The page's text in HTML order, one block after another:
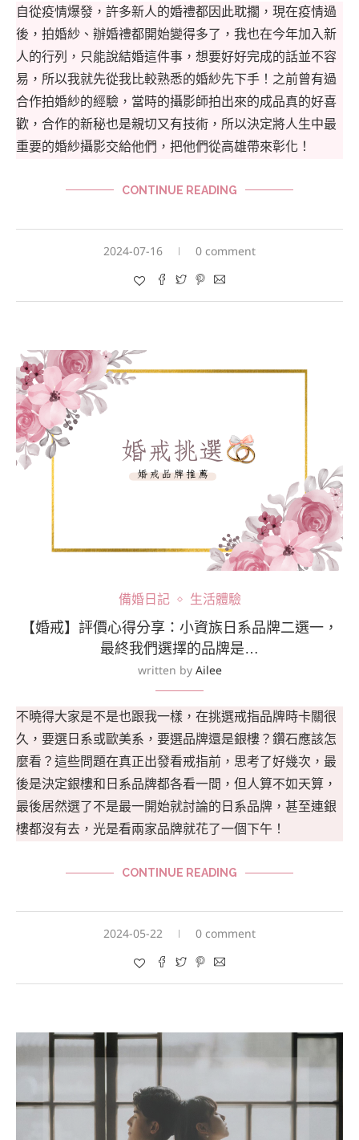
自從疫情爆發，許多新人的婚禮都因此耽擱，現在疫情過
後，拍婚紗、辦婚禮都開始變得多了，我也在今年加入新
人的行列，只能說結婚這件事，想要好好完成的話並不容
易，所以我就先從我比較熟悉的婚紗先下手！之前曾有過
合作拍婚紗的經驗，當時的攝影師拍出來的成品真的好喜
歡，合作的新秘也是親切又有技術，所以決定將人生中最
重要的婚紗攝影交給他們，把他們從高雄帶來彰化！
CONTINUE READING
2024-07-16 0 comment
備婚日記 生活體驗
【婚戒】評價心得分享：小資族日系品牌二選一，
最終我們選擇的品牌是…
written by Ailee
不曉得大家是不是也跟我一樣，在挑選戒指品牌時卡關很
久，要選日系或歐美系，要選品牌還是銀樓？鑽石應該怎
麼看？這些問題在真正出發看戒指前，思考了好幾次，最
後是決定銀樓和日系品牌都各看一間，但人算不如天算，
最後居然選了不是最一開始就討論的日系品牌，甚至連銀
樓都沒有去，光是看兩家品牌就花了一個下午！
CONTINUE READING
2024-05-22 0 comment